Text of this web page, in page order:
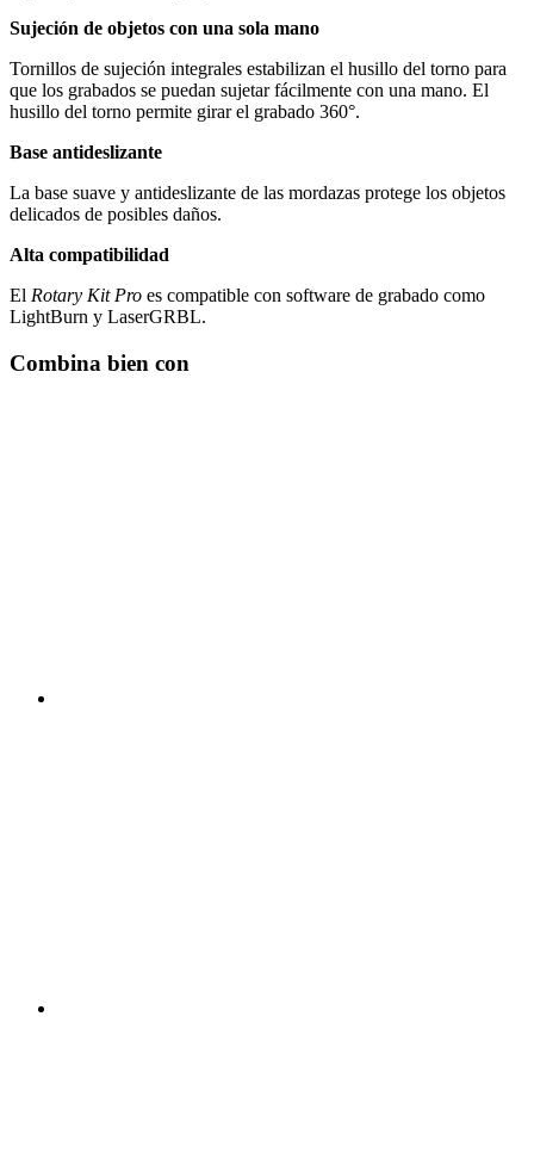
Sujeción de objetos con una sola mano
Tornillos de sujeción integrales estabilizan el husillo del torno para
que los grabados se puedan sujetar fácilmente con una mano. El
husillo del torno permite girar el grabado 360°.
Base antideslizante
La base suave y antideslizante de las mordazas protege los objetos
delicados de posibles daños.
Alta compatibilidad
El Rotary Kit Pro es compatible con software de grabado como
LightBurn y LaserGRBL.
Combina bien con